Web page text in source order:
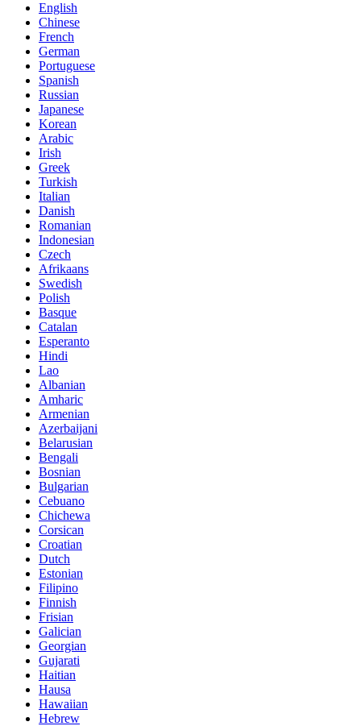
English
Chinese
French
German
Portuguese
Spanish
Russian
Japanese
Korean
Arabic
Irish
Greek
Turkish
Italian
Danish
Romanian
Indonesian
Czech
Afrikaans
Swedish
Polish
Basque
Catalan
Esperanto
Hindi
Lao
Albanian
Amharic
Armenian
Azerbaijani
Belarusian
Bengali
Bosnian
Bulgarian
Cebuano
Chichewa
Corsican
Croatian
Dutch
Estonian
Filipino
Finnish
Frisian
Galician
Georgian
Gujarati
Haitian
Hausa
Hawaiian
Hebrew